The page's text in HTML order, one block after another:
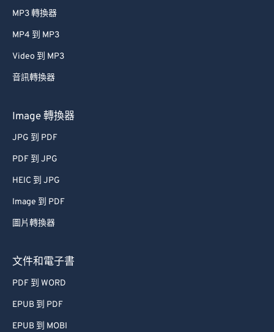
MP3 轉換器
MP4 到 MP3
Video 到 MP3
音訊轉換器
Image 轉換器
JPG 到 PDF
PDF 到 JPG
HEIC 到 JPG
Image 到 PDF
圖片轉換器
文件和電子書
PDF 到 WORD
EPUB 到 PDF
EPUB 到 MOBI